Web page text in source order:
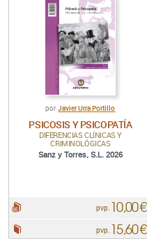
porJavier Urra Portillo
PSICOSIS Y PSICOPATÍA
DIFERENCIAS CLÍNICAS Y
CRIMINOLÓGICAS
Sanz y Torres, S.L. 2026
pvp. 10,00 €
pvp. 15,60 €